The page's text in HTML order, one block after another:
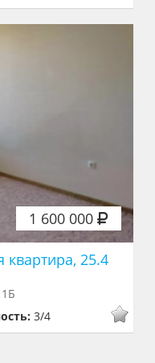
1 600 000
квартира, 25.4
3/4